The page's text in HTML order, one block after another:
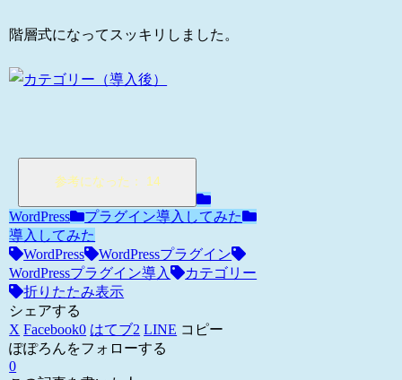
階層式になってスッキリしました。
WordPress
プラグイン導入してみた
導入してみた
WordPress
WordPressプラグイン
WordPressプラグイン導入
カテゴリー
折りたたみ表示
シェアする
X Facebook0 はてブ2 LINE コピー
ぽぽろんをフォローする
0